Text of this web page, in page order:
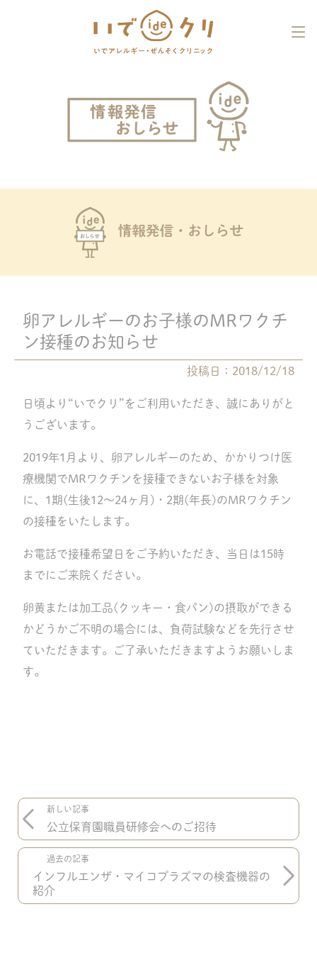
卵アレルギーのお子様のMRワクチ
ン接種のお知らせ
投稿日：2018/12/18
日頃より“いでクリ”をご利用いただき、誠にありがと
うございます。
2019年1月より、卵アレルギーのため、かかりつけ医
療機関でMRワクチンを接種できないお子様を対象
に、1期(生後12〜24ヶ月)・2期(年長)のMRワクチン
の接種をいたします。
お電話で接種希望日をご予約いただき、当日は15時
までにご来院ください。
卵黄または加工品(クッキー・食パン)の摂取ができる
かどうかご不明の場合には、負荷試験などを先行させ
ていただきます。ご了承いただきますようお願いしま
す。
新しい記事
公立保育園職員研修会へのご招待
過去の記事
インフルエンザ・マイコプラズマの検査機器の
紹介